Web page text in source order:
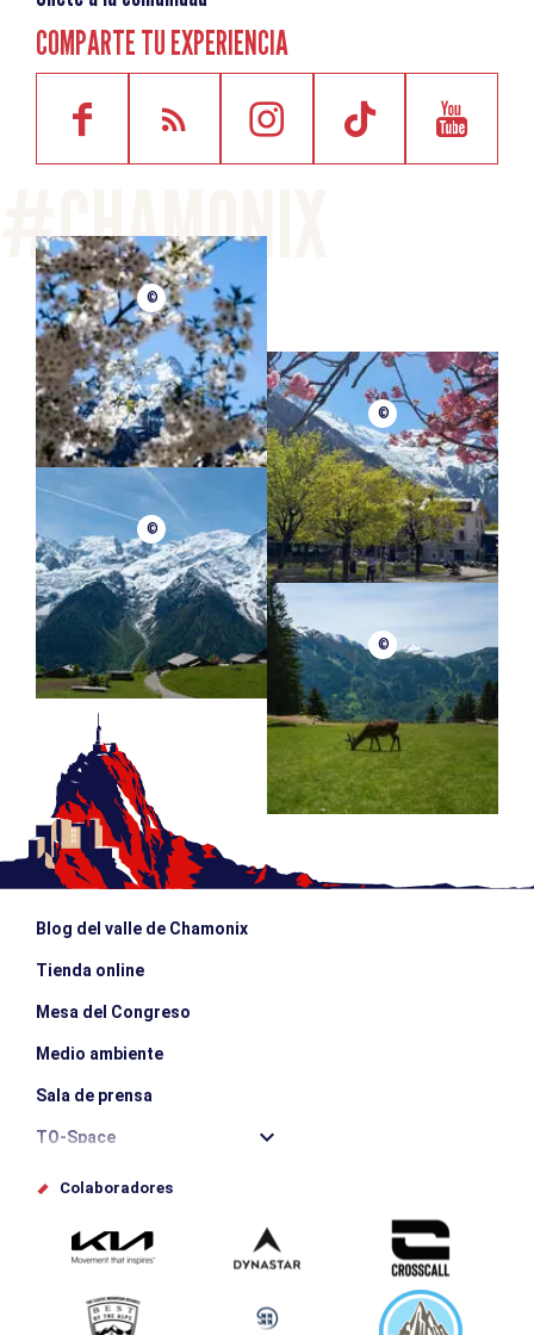
COMPARTE TU EXPERIENCIA
©
©
©
©
Blog del valle de Chamonix
Tienda online
Mesa del Congreso
Medio ambiente
Sala de prensa
TO-Space
Offices de tourisme
Envíe su evento
Service groupes et séminaires
Colaboradores